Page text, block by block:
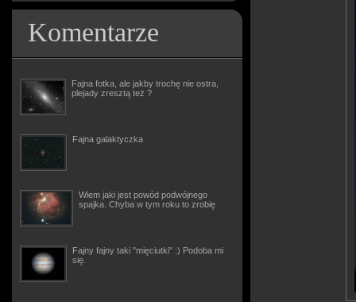
Komentarze
Fajna fotka, ale jakby trochę nie ostra,
plejady zresztą też ?
Fajna galaktyczka
Wiem jaki jest powód podwójnego
spajka. Chyba w tym roku to zrobię
Fajny fajny taki "mięciutki" :) Podoba mi
się.